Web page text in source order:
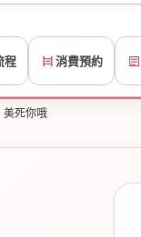
程 消費預約
美死你哦